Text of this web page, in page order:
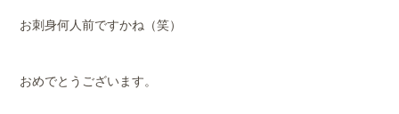
お刺身何人前ですかね（笑）
おめでとうございます。